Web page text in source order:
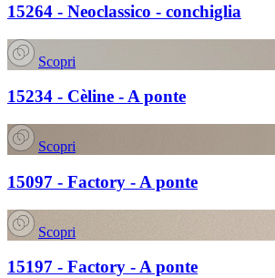
15264 - Neoclassico - conchiglia
Scopri
15234 - Cèline - A ponte
Scopri
15097 - Factory - A ponte
Scopri
15197 - Factory - A ponte